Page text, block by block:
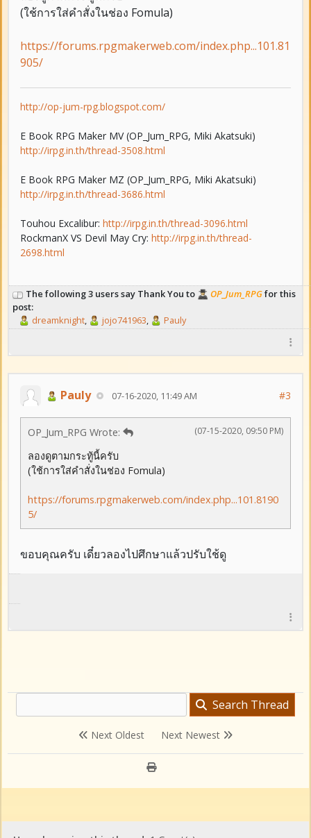
(ใช้การใส่คำสั่งในช่อง Fomula)
https://forums.rpgmakerweb.com/index.php...101.81
905/
http://op-jum-rpg.blogspot.com/
E Book RPG Maker MV (OP_Jum_RPG, Miki Akatsuki)
http://irpg.in.th/thread-3508.html
E Book RPG Maker MZ (OP_Jum_RPG, Miki Akatsuki)
http://irpg.in.th/thread-3686.html
Touhou Excalibur: http://irpg.in.th/thread-3096.html
RockmanX VS Devil May Cry: http://irpg.in.th/thread-
2698.html
The following 3 users say Thank You to OP_Jum_RPGfor this
post:
dreamknight
jojo741963 Pauly
Pauly 07-16-2020, 11:49 AM #3
(07-15-2020, 09:50 PM)
OP_Jum_RPG Wrote:
ลองดูตามกระทู้นี้ครับ
(ใช้การใส่คำสั่งในช่อง Fomula)
https://forums.rpgmakerweb.com/index.php...101.8190
5/
ขอบคุณครับ เดี๋ยวลองไปศึกษาแล้วปรับใช้ดู
Search Thread
Next Oldest Next Newest